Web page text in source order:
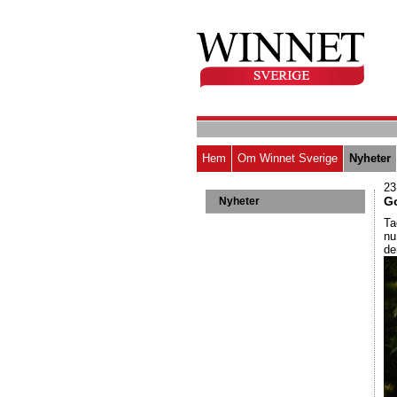
Hem Om Winnet Sverige Nyheter
Nyheter